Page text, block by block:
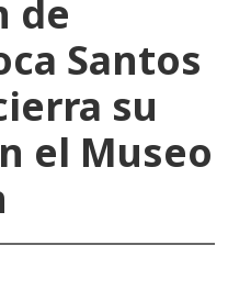
de
Santos
su
el Museo